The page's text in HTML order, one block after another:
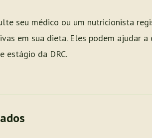
seu médico ou um nutricionista
em sua dieta. Eles podem ajudar
estágio da DRC.